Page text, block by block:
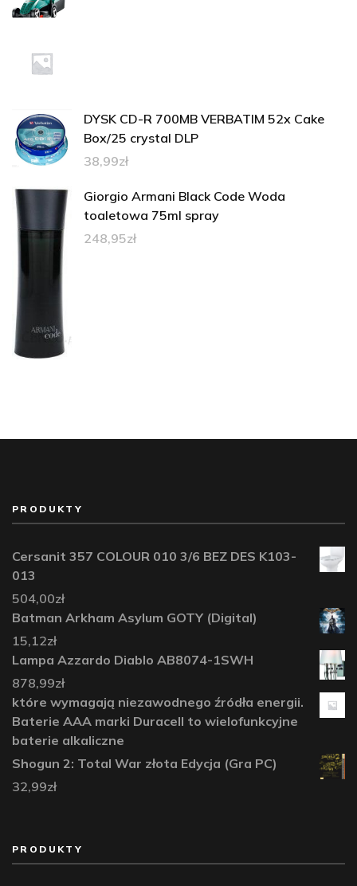
DYSK CD-R 700MB VERBATIM 52x Cake
Box/25 crystal DLP
38,99zł
Giorgio Armani Black Code Woda
toaletowa 75ml spray
248,95zł
PRODUKTY
Cersanit 357 COLOUR 010 3/6 BEZ DES K103-
013
504,00zł
Batman Arkham Asylum GOTY (Digital)
15,12zł
Lampa Azzardo Diablo AB8074-1SWH
878,99zł
które wymagają niezawodnego źródła energii.
Baterie AAA marki Duracell to wielofunkcyjne
baterie alkaliczne
Shogun 2: Total War złota Edycja (Gra PC)
32,99zł
PRODUKTY